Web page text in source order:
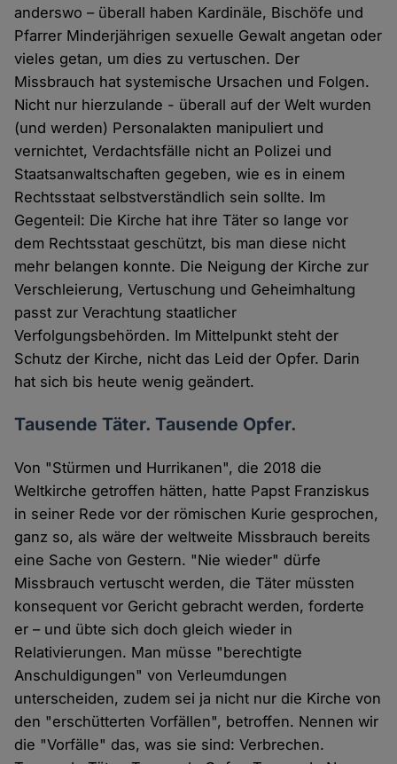
anderswo – überall haben Kardinäle, Bischöfe und
Pfarrer Minderjährigen sexuelle Gewalt angetan oder
vieles getan, um dies zu vertuschen. Der
Missbrauch hat systemische Ursachen und Folgen.
Nicht nur hierzulande - überall auf der Welt wurden
(und werden) Personalakten manipuliert und
vernichtet, Verdachtsfälle nicht an Polizei und
Staatsanwaltschaften gegeben, wie es in einem
Rechtsstaat selbstverständlich sein sollte. Im
Gegenteil: Die Kirche hat ihre Täter so lange vor
dem Rechtsstaat geschützt, bis man diese nicht
mehr belangen konnte. Die Neigung der Kirche zur
Verschleierung, Vertuschung und Geheimhaltung
passt zur Verachtung staatlicher
Verfolgungsbehörden. Im Mittelpunkt steht der
Schutz der Kirche, nicht das Leid der Opfer. Darin
hat sich bis heute wenig geändert.
Tausende Täter. Tausende Opfer.
Von "Stürmen und Hurrikanen", die 2018 die
Weltkirche getroffen hätten, hatte Papst Franziskus
in seiner Rede vor der römischen Kurie gesprochen,
ganz so, als wäre der weltweite Missbrauch bereits
eine Sache von Gestern. "Nie wieder" dürfe
Missbrauch vertuscht werden, die Täter müssten
konsequent vor Gericht gebracht werden, forderte
er – und übte sich doch gleich wieder in
Relativierungen. Man müsse "berechtigte
Anschuldigungen" von Verleumdungen
unterscheiden, zudem sei ja nicht nur die Kirche von
den "erschütterten Vorfällen", betroffen. Nennen wir
die "Vorfälle" das, was sie sind: Verbrechen.